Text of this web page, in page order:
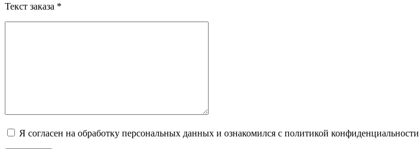
Текст заказа *
Я согласен на обработку персональных данных и ознакомился с политикой конфиденциальности